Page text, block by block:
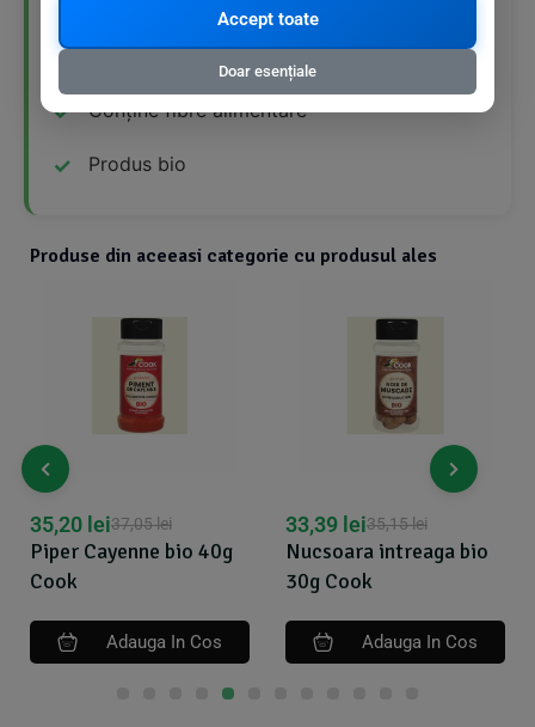
Sursă bună de proteine
Conține fibre alimentare
Produs bio
Produse din aceeasi categorie cu produsul ales
Piper Cayenne bio 40g
Cook
37,05lei
35,20 lei
Adauga In Cos
Nucsoara intreaga bio
30g Cook
35,15lei
33,39 lei
Adauga In Cos
Accept toate
Doar esențiale